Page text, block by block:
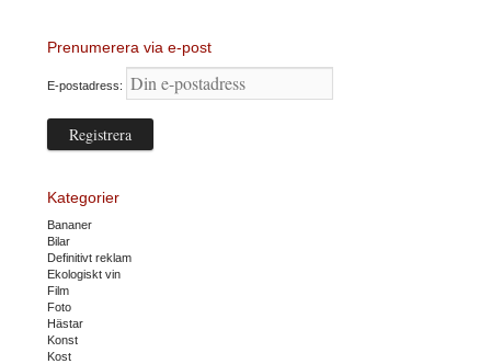
Prenumerera via e-post
E-postadress:
Kategorier
Bananer
Bilar
Definitivt reklam
Ekologiskt vin
Film
Foto
Hästar
Konst
Kost